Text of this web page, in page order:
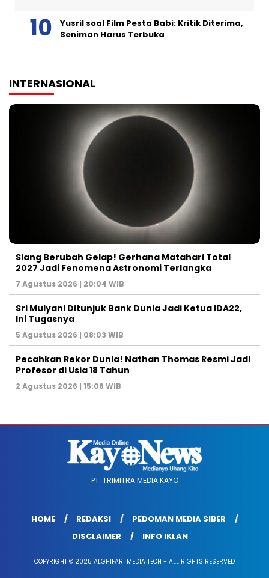
Yusril soal Film Pesta Babi: Kritik Diterima,
Seniman Harus Terbuka
INTERNASIONAL
Siang Berubah Gelap! Gerhana Matahari Total
2027 Jadi Fenomena Astronomi Terlangka
7 Agustus 2026 | 20:04 WIB
Sri Mulyani Ditunjuk Bank Dunia Jadi Ketua IDA22,
Ini Tugasnya
5 Agustus 2026 | 08:03 WIB
Pecahkan Rekor Dunia! Nathan Thomas Resmi Jadi
Profesor di Usia 18 Tahun
2 Agustus 2026 | 15:08 WIB
PT. TRIMITRA MEDIA KAYO
HOME REDAKSI
PEDOMAN MEDIA SIBER
DISCLAIMER
INFO IKLAN
COPYRIGHT © 2025 ALGHIFARI MEDIA TECH - ALL RIGHTS RESERVED